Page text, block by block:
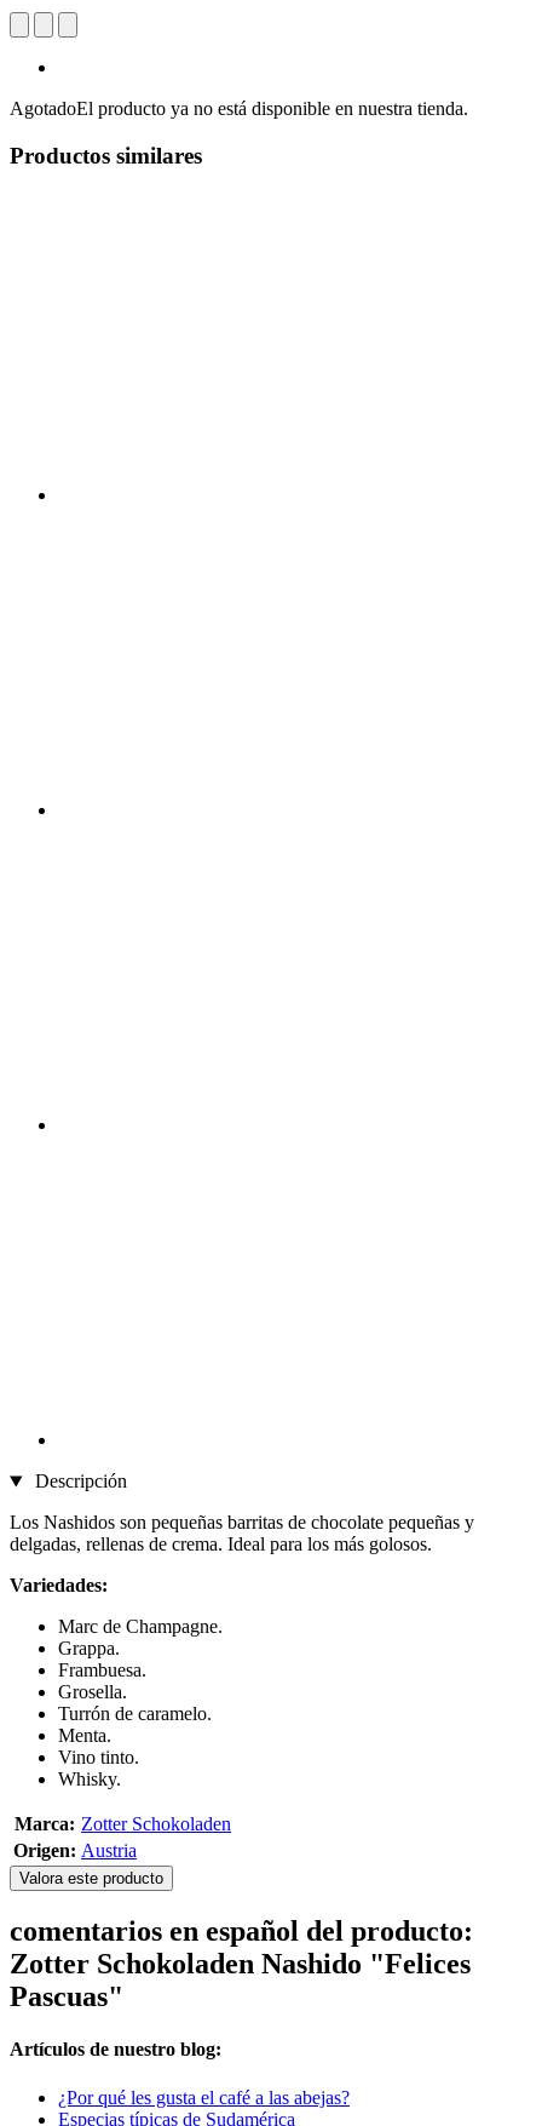
AgotadoEl producto ya no está disponible en nuestra tienda.
Productos similares
Descripción
Los Nashidos son pequeñas barritas de chocolate pequeñas y
delgadas, rellenas de crema. Ideal para los más golosos.
Variedades:
Marc de Champagne.
Grappa.
Frambuesa.
Grosella.
Turrón de caramelo.
Menta.
Vino tinto.
Whisky.
Marca: Zotter Schokoladen
Origen: Austria
Valora este producto
comentarios en español del producto:
Zotter Schokoladen Nashido "Felices
Pascuas"
Artículos de nuestro blog:
¿Por qué les gusta el café a las abejas?
Especias típicas de Sudamérica